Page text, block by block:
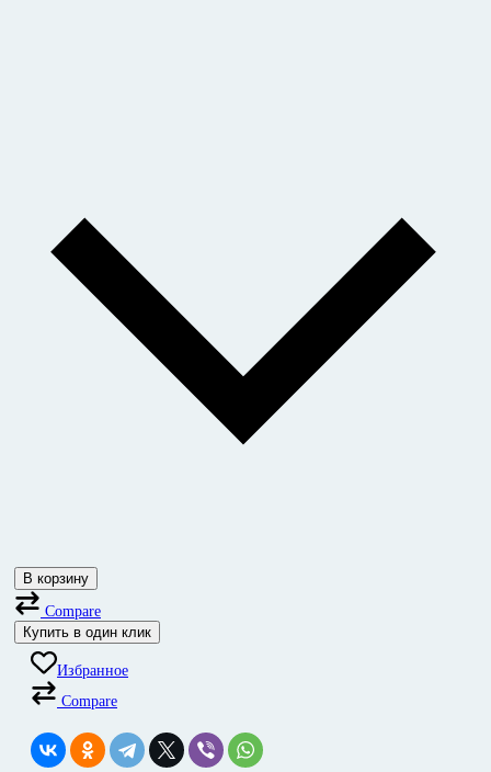
В корзину
Compare
Купить в один клик
Избранное
Compare